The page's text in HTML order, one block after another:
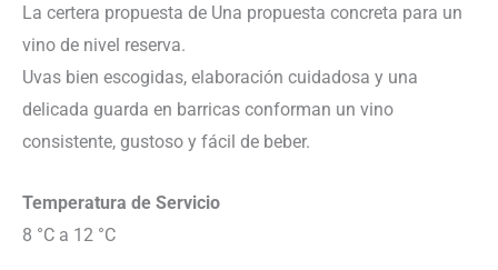
La certera propuesta de Una propuesta concreta para un
vino de nivel reserva.
Uvas bien escogidas, elaboración cuidadosa y una
delicada guarda en barricas conforman un vino
consistente, gustoso y fácil de beber.
Temperatura de Servicio
8 °C a 12 °C